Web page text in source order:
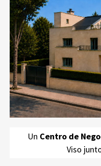
Coworking SBC Villa el Viso
exteriores en un Chalet
en Chamartín junto a la
auténtico placer diario
Un Centro de
Viso